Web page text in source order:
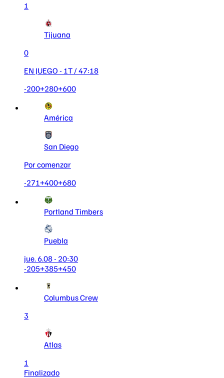
1
Tijuana
0
EN JUEGO - 1T/ 47:18
-200+280+600
América
San Diego
Por comenzar
-271+400+680
Portland Timbers
Puebla
jue. 6.08 - 20:30
-205+385+450
Columbus Crew
3
Atlas
1
Finalizado